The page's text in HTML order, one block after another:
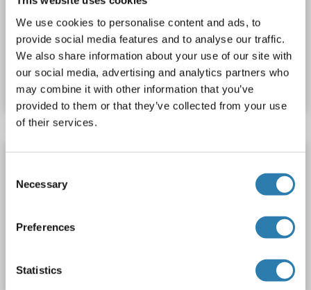
We use cookies to personalise content and ads, to
provide social media features and to analyse our traffic.
We also share information about your use of our site with
our social media, advertising and analytics partners who
may combine it with other information that you’ve
provided to them or that they’ve collected from your use
of their services.
Selection
Necessary
Preferences
Statistics
Recombinant
> 90 % ELISA
N° du produit ABIN1613195
Fiche technique Détails
CAMK2N2 Protein (AA 1-79) (His tag)
CAMK2N2
Fiche technique